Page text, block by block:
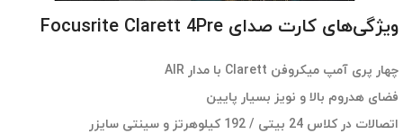
ویژگی‌های کارت صدای Focusrite Clarett 4Pre
چهار پری آمپ میکروفن Clarett با مدار AIR
فضای هدروم بالا و نویز بسیار پایین
اتصالات در کلاس 24 بیتی / 192 کیلوهرتز و سینتی سایزر